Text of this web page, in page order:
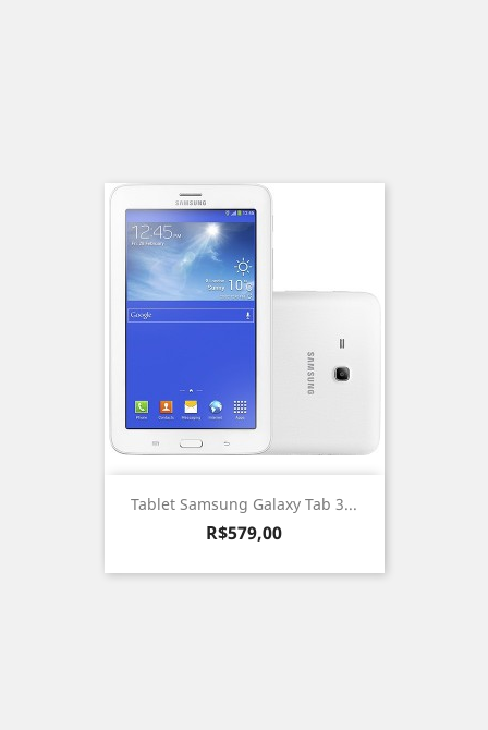
Tablet Samsung Galaxy Tab 3...
Preço
R$579,00